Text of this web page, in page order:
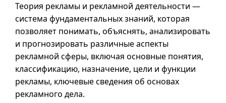
Теория рекламы и рекламной деятельности —
система фундаментальных знаний, которая
позволяет понимать, объяснять, анализировать
и прогнозировать различные аспекты
рекламной сферы, включая основные понятия,
классификацию, назначение, цели и функции
рекламы, ключевые сведения об основах
рекламного дела.